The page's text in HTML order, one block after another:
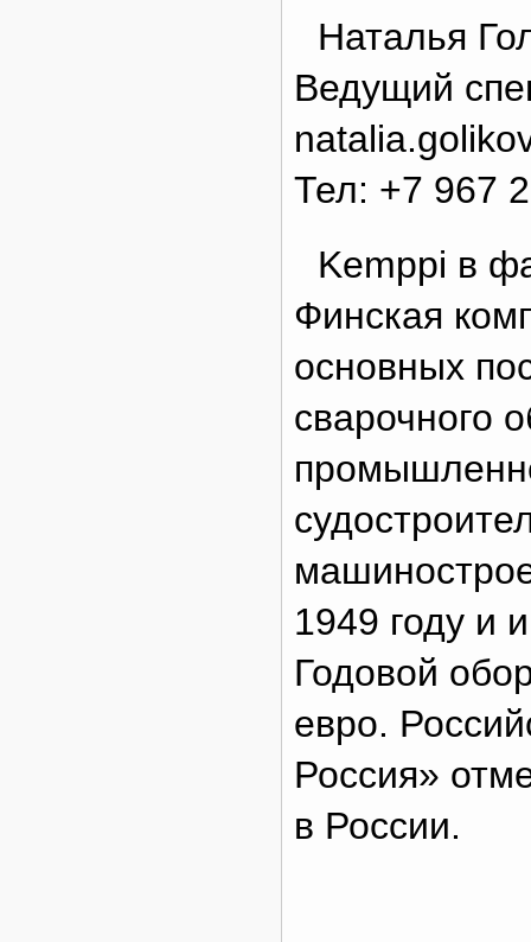
Наталья
Ведущий
Тел: +7 967
Kemppi в
Финская
основных
сварочного
1949 году и
Годовой
евро.
Россия»
в России.